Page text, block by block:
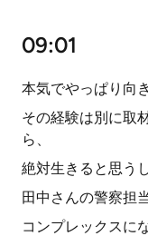
09:01
本気でやっぱり向
その経験は別に取
ら、
絶対生きると思うし
田中さんの警察担
コンプレックスに